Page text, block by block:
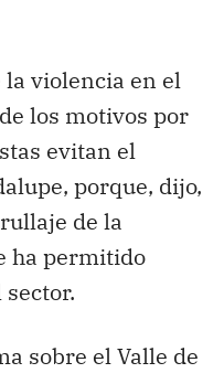
la violencia en el
los motivos por
evitan el
porque, dijo,
de la
ha permitido
sobre el Valle de